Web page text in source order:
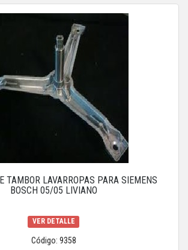
TAMBOR LAVARROPAS PARA SIEMENS
BOSCH 05/05 LIVIANO
VER DETALLE
Código: 9358